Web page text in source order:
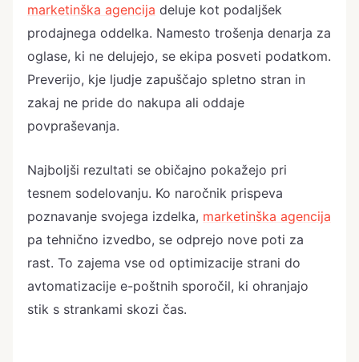
marketinška agencija deluje kot podaljšek
prodajnega oddelka. Namesto trošenja denarja za
oglase, ki ne delujejo, se ekipa posveti podatkom.
Preverijo, kje ljudje zapuščajo spletno stran in
zakaj ne pride do nakupa ali oddaje
povpraševanja.
Najboljši rezultati se običajno pokažejo pri
tesnem sodelovanju. Ko naročnik prispeva
poznavanje svojega izdelka, marketinška agencija
pa tehnično izvedbo, se odprejo nove poti za
rast. To zajema vse od optimizacije strani do
avtomatizacije e-poštnih sporočil, ki ohranjajo
stik s strankami skozi čas.